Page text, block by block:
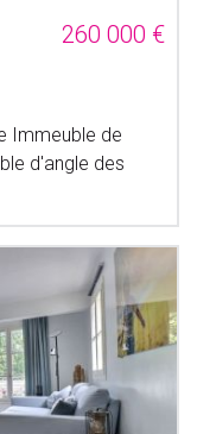
260 000 €
Immeuble de
d'angle des